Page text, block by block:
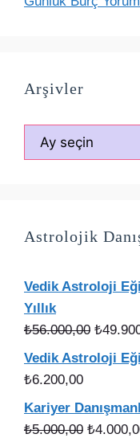
Arşivler
Arşivler
Astrolojik
Vedik Astroloji
Yıllık
₺56.000,00 Orijinal
fiyat:
₺
Vedik Astroloji
₺6.200,00
Kariyer
₺5.000,00 Orijinal
₺